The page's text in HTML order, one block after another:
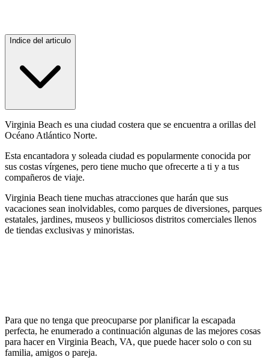
Indice del articulo
Virginia Beach es una ciudad costera que se encuentra a orillas del
Océano Atlántico Norte.
Esta encantadora y soleada ciudad es popularmente conocida por
sus costas vírgenes, pero tiene mucho que ofrecerte a ti y a tus
compañeros de viaje.
Virginia Beach tiene muchas atracciones que harán que sus
vacaciones sean inolvidables, como parques de diversiones, parques
estatales, jardines, museos y bulliciosos distritos comerciales llenos
de tiendas exclusivas y minoristas.
Para que no tenga que preocuparse por planificar la escapada
perfecta, he enumerado a continuación algunas de las mejores cosas
para hacer en Virginia Beach, VA, que puede hacer solo o con su
familia, amigos o pareja.